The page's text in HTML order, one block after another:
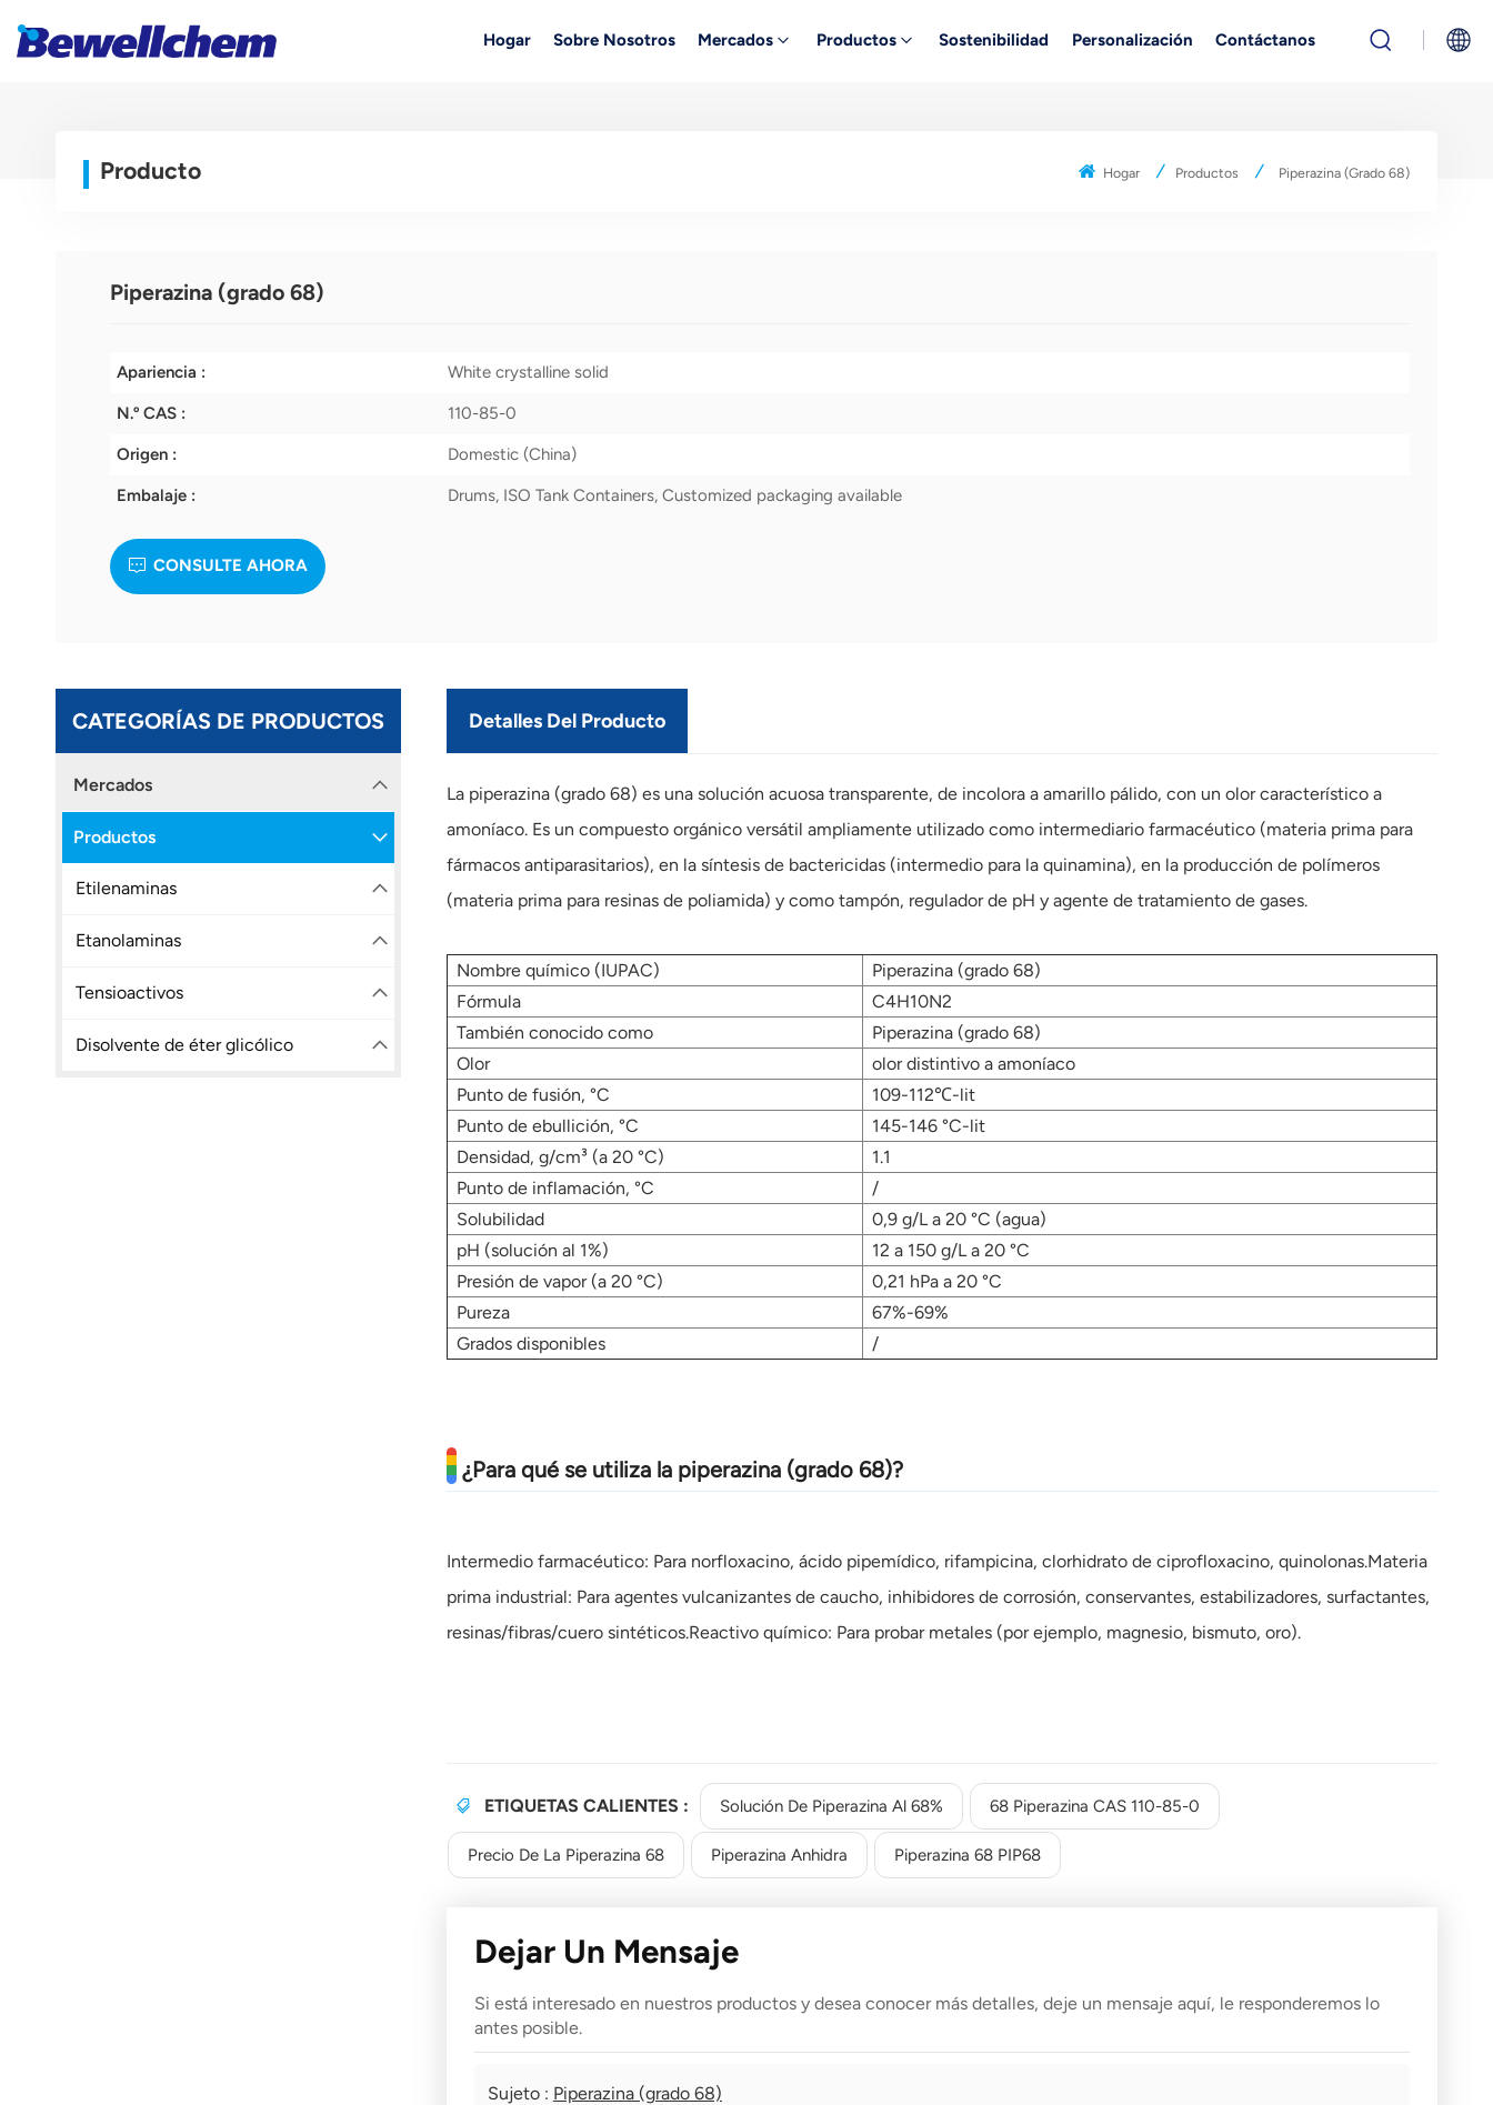
Hogar Sobre Nosotros Mercados Productos Sostenibilidad Personalización Contáctanos
Producto Hogar Productos Piperazina (grado 68)
Piperazina (grado 68)
Apariencia : White crystalline solid
N.º CAS : 110-85-0
Origen : Domestic (China)
Embalaje : Drums, ISO Tank Containers, Customized packaging available
CONSULTE AHORA
CATEGORÍAS DE PRODUCTOS
Mercados
Productos
Etilenaminas
Etanolaminas
Tensioactivos
Disolvente de éter glicólico
Detalles Del Producto
La piperazina (grado 68) es una solución acuosa transparente, de incolora a amarillo pálido, con un olor característico a
amoníaco. Es un compuesto orgánico versátil ampliamente utilizado como intermediario farmacéutico (materia prima para
fármacos antiparasitarios), en la síntesis de bactericidas (intermedio para la quinamina), en la producción de polímeros
(materia prima para resinas de poliamida) y como tampón, regulador de pH y agente de tratamiento de gases.
Nombre químico (IUPAC)
Piperazina (grado 68)
Fórmula
C4H10N2
También conocido como
Piperazina (grado 68)
Olor
olor distintivo a amoníaco
Punto de fusión, °C
109-112℃-lit
Punto de ebullición, °C
145-146 °C-lit
Densidad, g/cm³ (a 20 °C)
1.1
Punto de inflamación, °C
/
Solubilidad
0,9 g/L a 20 °C (agua)
pH (solución al 1%)
12 a 150 g/L a 20 °C
Presión de vapor (a 20 °C)
0,21 hPa a 20 °C
Pureza
67%-69%
Grados disponibles
/
¿Para qué se utiliza la piperazina (grado 68)?
Intermedio farmacéutico: Para norfloxacino, ácido pipemídico, rifampicina, clorhidrato de ciprofloxacino, quinolonas.Materia
prima industrial: Para agentes vulcanizantes de caucho, inhibidores de corrosión, conservantes, estabilizadores, surfactantes,
resinas/fibras/cuero sintéticos.Reactivo químico: Para probar metales (por ejemplo, magnesio, bismuto, oro).
ETIQUETAS CALIENTES : Solución De Piperazina Al 68% 68 Piperazina CAS 110-85-0
Precio De La Piperazina 68 Piperazina Anhidra Piperazina 68 PIP68
Dejar Un Mensaje
Si está interesado en nuestros productos y desea conocer más detalles, deje un mensaje aquí, le responderemos lo
antes posible.
Sujeto : Piperazina (grado 68)